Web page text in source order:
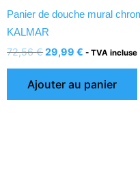
Panier de douche mural
KALMAR
72,56€29,99€ - TVA incluse
Ajouter au panier